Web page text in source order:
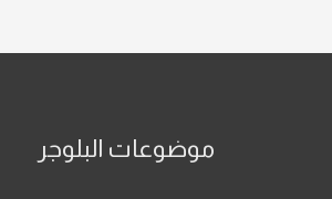
موضوعات البلوجر